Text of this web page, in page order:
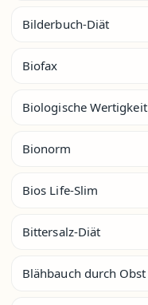
Bilderbuch-Diät
Biofax
Biologische Wertigkeit
Bionorm
Bios Life-Slim
Bittersalz-Diät
Blähbauch durch Obst